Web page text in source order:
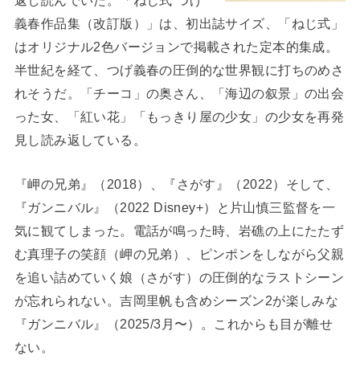
義春作品集（改訂版）」は、初出誌サイズ、「ねじ式」
はオリジナル2色バージョンで掲載された定本的集成。
半世紀を経て、つげ義春の圧倒的な世界観に打ちのめさ
れそうだ。「チーコ」の奥さん、「海辺の叙景」の出会
った女、「紅い花」「もっきり屋の少女」の少女を再発
見し読み返している。
『岬の兄弟』（2018）、『さがす』（2022）そして、
『ガンニバル』（2022 Disney+）と片山慎三監督を一
気に観てしまった。電話が鳴った時、岩礁の上にたたず
む真理子の笑顔（岬の兄弟）、ピンポンをしながら父親
を追い詰めていく娘（さがす）の圧倒的なラストシーン
が忘れられない。吉岡里帆も含めシーズン2が楽しみな
『ガンニバル』（2025/3月〜）。これからも目が離せ
ない。